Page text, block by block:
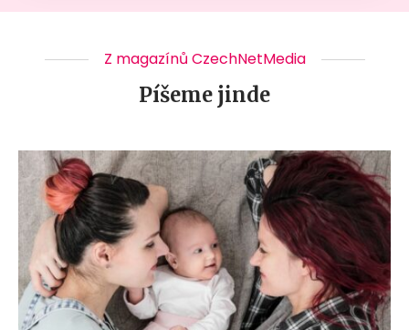
Z magazínů CzechNetMedia
Píšeme jinde